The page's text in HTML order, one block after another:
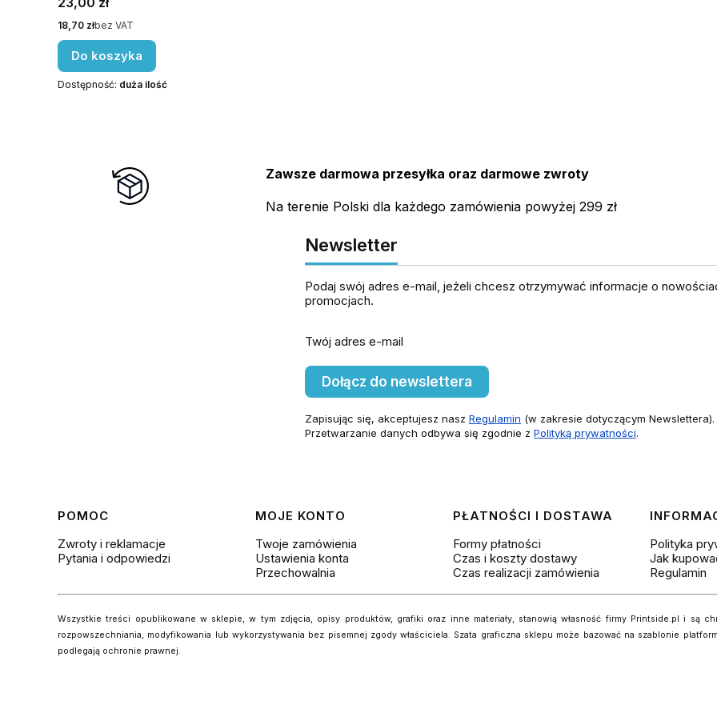
Cena
18,70 złbez VAT
Do koszyka
Dostępność: duża ilość
Zawsze darmowa przesyłka oraz darmowe zwroty
Na terenie Polski dla każdego zamówienia powyżej 299 zł
Newsletter
Podaj swój adres e-mail, jeżeli chcesz otrzymywać informacje o
promocjach.
Twój adres e-mail
Dołącz do newslettera
Zapisując się, akceptujesz nasz Regulamin (w zakresie dotyczącym Newslettera).
Przetwarzanie danych odbywa się zgodnie z Polityką prywatności.
Linki w stopce
POMOC
Zwroty i reklamacje
Pytania i odpowiedzi
MOJE KONTO
Twoje zamówienia
Ustawienia konta
Przechowalnia
PŁATNOŚCI I DOSTAWA
Formy płatności
Czas i koszty dostawy
Czas realizacji zamówienia
Polityka
Jak
Regulamin
Wszystkie treści opublikowane w sklepie, w tym zdjęcia, opisy produktów, grafiki oraz inne materiały, stanowią własność firmy Printside.pl i są
rozpowszechniania, modyfikowania lub wykorzystywania bez pisemnej zgody właściciela. Szata graficzna sklepu może bazować na szablonie
podlegają ochronie prawnej.